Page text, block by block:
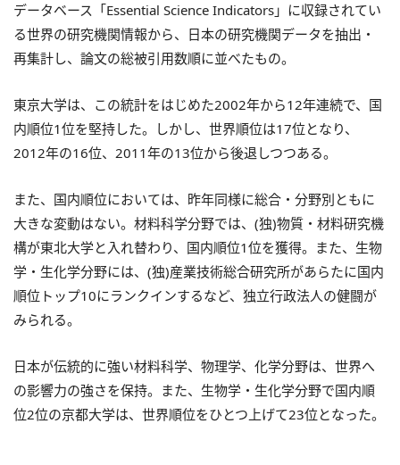
データベース「Essential Science Indicators」に収録されてい
る世界の研究機関情報から、日本の研究機関データを抽出・
再集計し、論文の総被引用数順に並べたもの。
東京大学は、この統計をはじめた2002年から12年連続で、国
内順位1位を堅持した。しかし、世界順位は17位となり、
2012年の16位、2011年の13位から後退しつつある。
また、国内順位においては、昨年同様に総合・分野別ともに
大きな変動はない。材料科学分野では、(独)物質・材料研究機
構が東北大学と入れ替わり、国内順位1位を獲得。また、生物
学・生化学分野には、(独)産業技術総合研究所があらたに国内
順位トップ10にランクインするなど、独立行政法人の健闘が
みられる。
日本が伝統的に強い材料科学、物理学、化学分野は、世界へ
の影響力の強さを保持。また、生物学・生化学分野で国内順
位2位の京都大学は、世界順位をひとつ上げて23位となった。